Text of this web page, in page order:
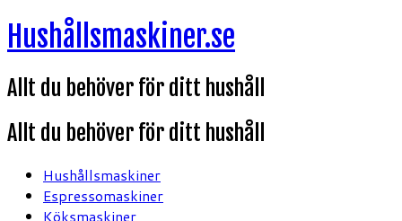
Hoppa
till
Hushållsmaskiner.se
Allt du behöver för ditt hushåll
Allt du behöver för ditt hushåll
Hushållsmaskiner
Espressomaskiner
Köksmaskiner